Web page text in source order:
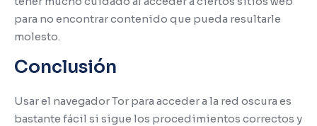
para no encontrar contenido que pueda resultarle
molesto.
Conclusión
Usar el navegador Tor para acceder a la red oscura es
bastante fácil si sigue los procedimientos correctos y